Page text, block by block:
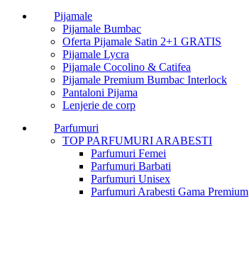
Pijamale
Pijamale Bumbac
Oferta Pijamale Satin 2+1 GRATIS
Pijamale Lycra
Pijamale Cocolino & Catifea
Pijamale Premium Bumbac Interlock
Pantaloni Pijama
Lenjerie de corp
Parfumuri
TOP PARFUMURI ARABESTI
Parfumuri Femei
Parfumuri Barbati
Parfumuri Unisex
Parfumuri Arabesti Gama Premium